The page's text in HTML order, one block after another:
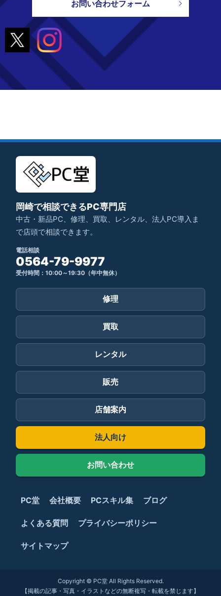
お問い合わせフォーム
岡崎で相談できるPC専門店
中古・新品PC、修理、買取、レンタル、法人PC導入ま
で店頭で相談できます。
電話相談
0564-79-9977
受付時間：10:00～19:30（年中無休）
修理
買取
レンタル
販売
店舗案内
法人向け
お問い合わせ
PC堂 会社概要 PCスキル集 ブログ
よくある質問 プライバシーポリシー
サイトマップ
Copyright © PC堂 All Rights Reserved.
【掲載の記事・写真・イラストなどの無断複写・転載を禁じます】